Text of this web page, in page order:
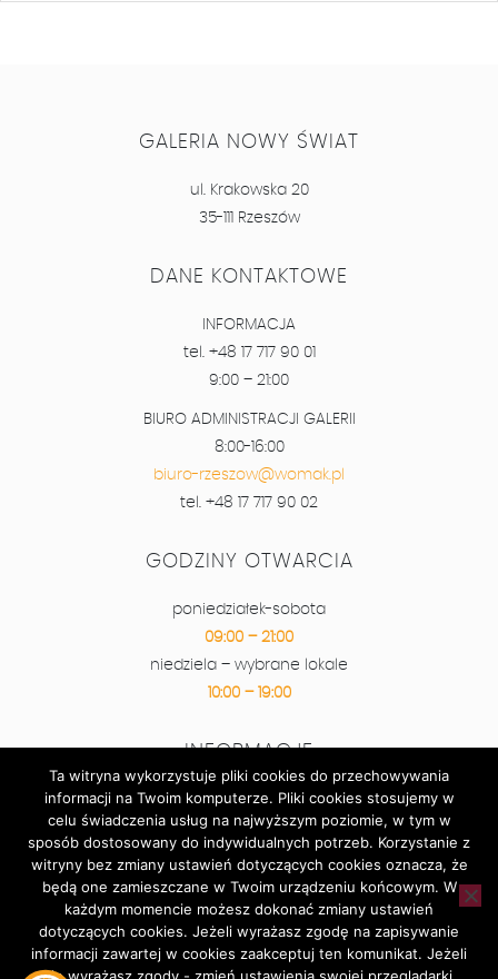
GALERIA NOWY ŚWIAT
ul. Krakowska 20
35-111 Rzeszów
DANE KONTAKTOWE
INFORMACJA
tel. +48 17 717 90 01
9:00 – 21:00
BIURO ADMINISTRACJI GALERII
8:00-16:00
biuro-rzeszow@womak.pl
tel. +48 17 717 90 02
GODZINY OTWARCIA
poniedziałek-sobota
09:00 – 21:00
niedziela – wybrane lokale
10:00 – 19:00
INFORMACJE
Kontakt
Plan galerii
Super okazje
Wydarzenia
Parking
RODO
Ta witryna wykorzystuje pliki cookies do przechowywania
informacji na Twoim komputerze. Pliki cookies stosujemy w
celu świadczenia usług na najwyższym poziomie, w tym w
sposób dostosowany do indywidualnych potrzeb. Korzystanie z
witryny bez zmiany ustawień dotyczących cookies oznacza, że
będą one zamieszczane w Twoim urządzeniu końcowym. W
każdym momencie możesz dokonać zmiany ustawień
dotyczących cookies. Jeżeli wyrażasz zgodę na zapisywanie
informacji zawartej w cookies zaakceptuj ten komunikat. Jeżeli